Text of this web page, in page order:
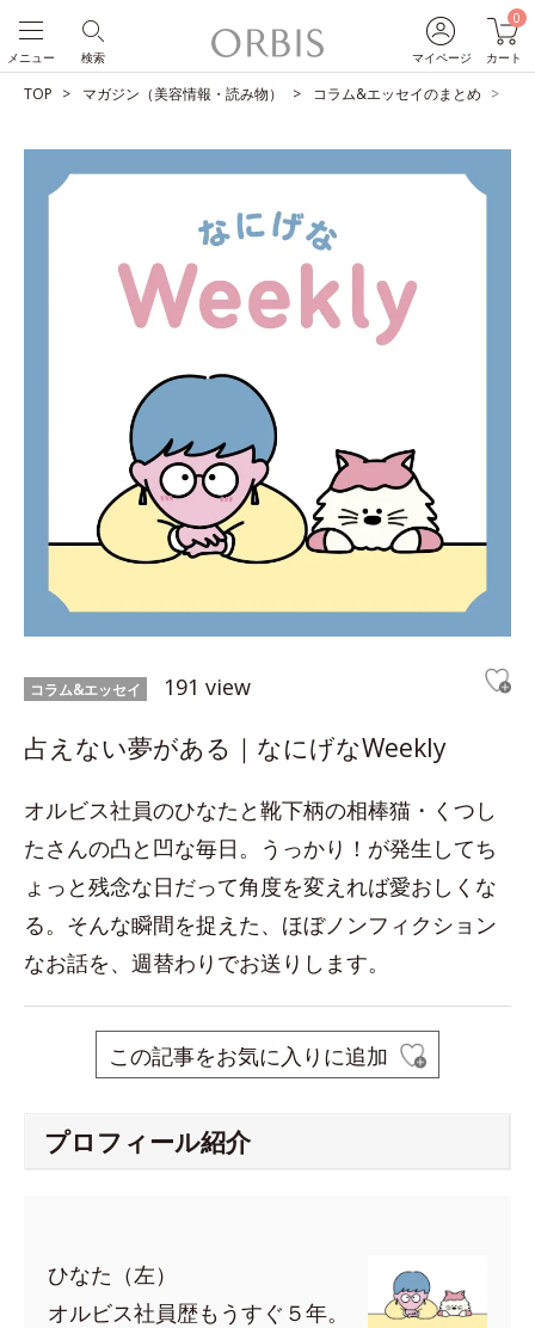
マイページ
0
カート
検索
メニュー
TOP マガジン（美容情報・読み物） コラム&エッセイのまとめ
コラム&エッセイ 191 view
占えない夢がある｜なにげなWeekly
オルビス社員のひなたと靴下柄の相棒猫・くつし
たさんの凸と凹な毎日。うっかり！が発生してち
ょっと残念な日だって角度を変えれば愛おしくな
る。そんな瞬間を捉えた、ほぼノンフィクション
なお話を、週替わりでお送りします。
この記事をお気に入りに追加
プロフィール紹介
ひなた（左）
オルビス社員歴もうすぐ５年。